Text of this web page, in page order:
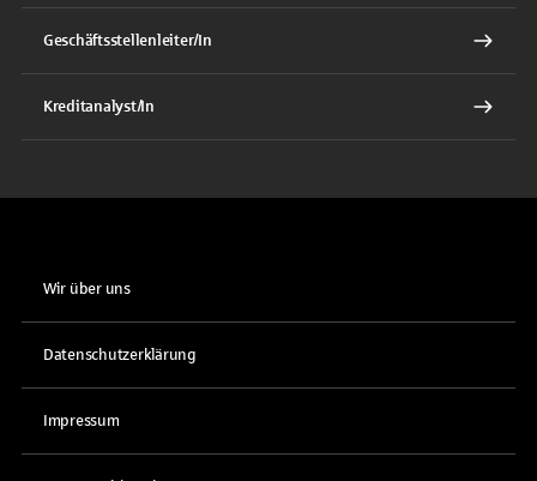
Geschäftsstellenleiter/In
Kreditanalyst/In
Wir über uns
Datenschutzerklärung
Impressum